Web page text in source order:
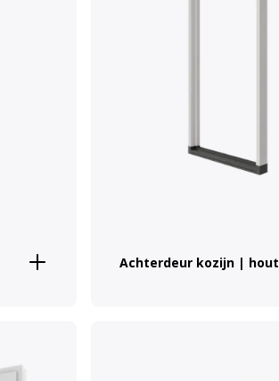
Achterdeur kozijn | hout